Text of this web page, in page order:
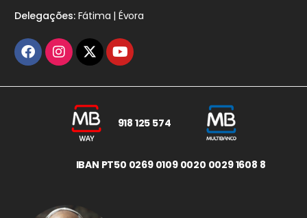
Delegações:Fátima | Évora
918 125 574
IBAN PT50 0269 0109 0020 0029 1608 8